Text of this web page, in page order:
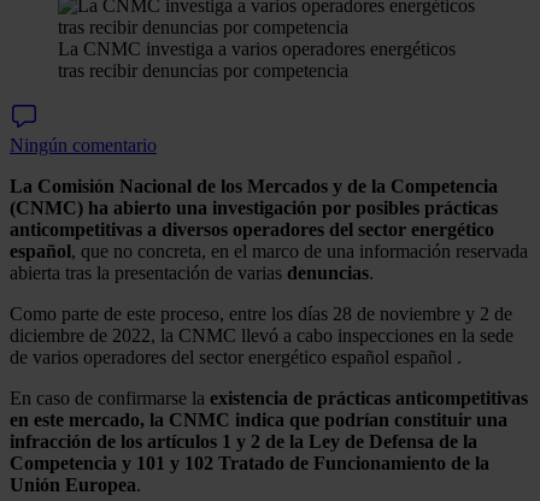
La CNMC investiga a varios operadores energéticos
tras recibir denuncias por competencia
Ningún comentario
La Comisión Nacional de los Mercados y de la Competencia
(CNMC) ha abierto una investigación por posibles prácticas
anticompetitivas a diversos operadores del sector energético
español, que no concreta, en el marco de una información reservada
abierta tras la presentación de varias denuncias.
Como parte de este proceso, entre los días 28 de noviembre y 2 de
diciembre de 2022, la CNMC llevó a cabo inspecciones en la sede
de varios operadores del sector energético español español .
En caso de confirmarse la existencia de prácticas anticompetitivas
en este mercado, la CNMC indica que podrían constituir una
infracción de los artículos 1 y 2 de la Ley de Defensa de la
Competencia y 101 y 102 Tratado de Funcionamiento de la
Unión Europea.